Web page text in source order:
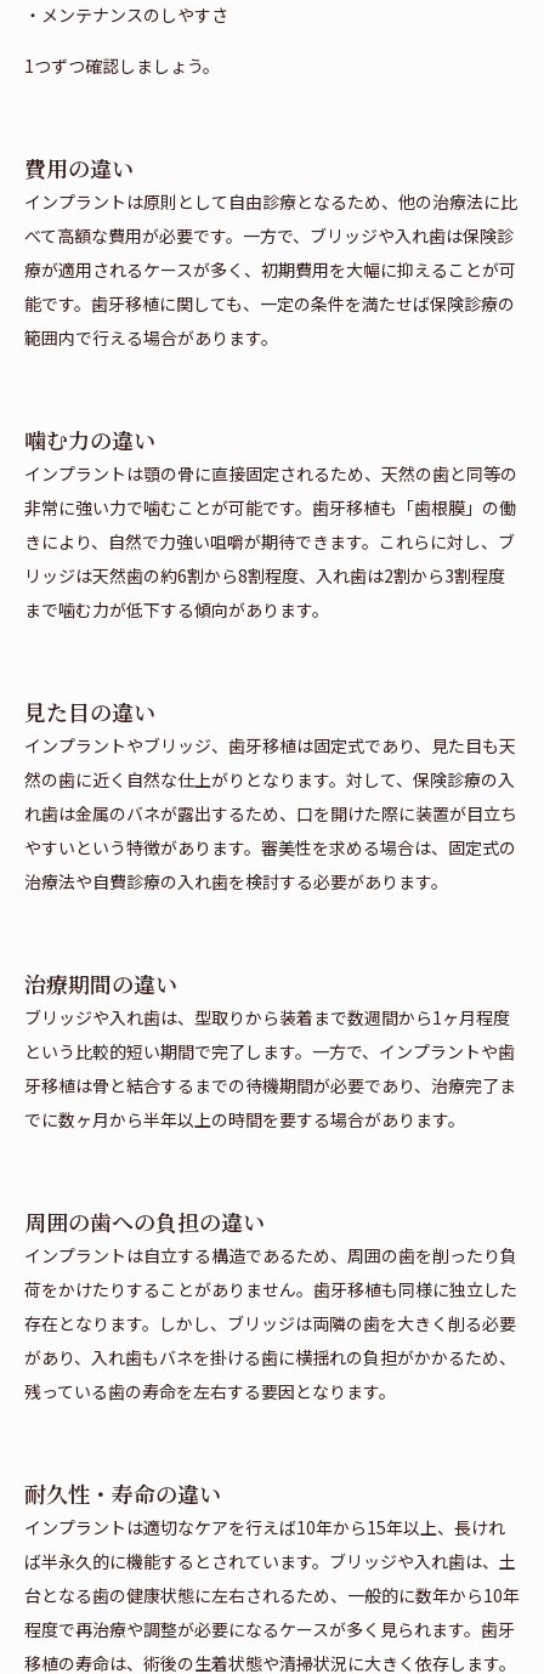
・メンテナンスのしやすさ
1つずつ確認しましょう。
費用の違い
インプラントは原則として自由診療となるため、他の治療法に比
べて高額な費用が必要です。一方で、ブリッジや入れ歯は保険診
療が適用されるケースが多く、初期費用を大幅に抑えることが可
能です。歯牙移植に関しても、一定の条件を満たせば保険診療の
範囲内で行える場合があります。
噛む力の違い
インプラントは顎の骨に直接固定されるため、天然の歯と同等の
非常に強い力で噛むことが可能です。歯牙移植も「歯根膜」の働
きにより、自然で力強い咀嚼が期待できます。これらに対し、ブ
リッジは天然歯の約6割から8割程度、入れ歯は2割から3割程度
まで噛む力が低下する傾向があります。
見た目の違い
インプラントやブリッジ、歯牙移植は固定式であり、見た目も天
然の歯に近く自然な仕上がりとなります。対して、保険診療の入
れ歯は金属のバネが露出するため、口を開けた際に装置が目立ち
やすいという特徴があります。審美性を求める場合は、固定式の
治療法や自費診療の入れ歯を検討する必要があります。
治療期間の違い
ブリッジや入れ歯は、型取りから装着まで数週間から1ヶ月程度
という比較的短い期間で完了します。一方で、インプラントや歯
牙移植は骨と結合するまでの待機期間が必要であり、治療完了ま
でに数ヶ月から半年以上の時間を要する場合があります。
周囲の歯への負担の違い
インプラントは自立する構造であるため、周囲の歯を削ったり負
荷をかけたりすることがありません。歯牙移植も同様に独立した
存在となります。しかし、ブリッジは両隣の歯を大きく削る必要
があり、入れ歯もバネを掛ける歯に横揺れの負担がかかるため、
残っている歯の寿命を左右する要因となります。
耐久性・寿命の違い
インプラントは適切なケアを行えば10年から15年以上、長けれ
ば半永久的に機能するとされています。ブリッジや入れ歯は、土
台となる歯の健康状態に左右されるため、一般的に数年から10年
程度で再治療や調整が必要になるケースが多く見られます。歯牙
移植の寿命は、術後の生着状態や清掃状況に大きく依存します。